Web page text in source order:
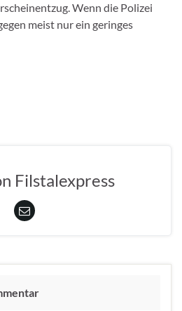
Wenn die Polizei
meist nur ein geringes
Filstalexpress